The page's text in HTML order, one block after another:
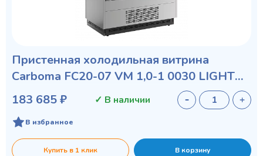
Пристенная холодильная витрина
Carboma FC20-07 VM 1,0-1 0030 LIGHT
фронт X0 бок металл с зеркалом
183 685 ₽ ✓ В наличии
В избранное
Купить в 1 клик В корзину